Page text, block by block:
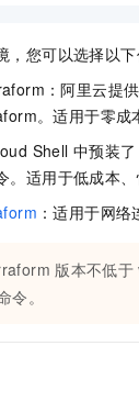
，您可以选择以
：阿里云提
。适用于零成
Shell 中预装了
。适用于低成本
：适用于网
版本不低于
令。